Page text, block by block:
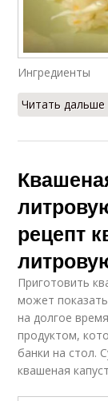
Ингредиенты
Читать
рецепт
Приготовить
может
на долгое
продуктом,
банки на стол.
квашеная